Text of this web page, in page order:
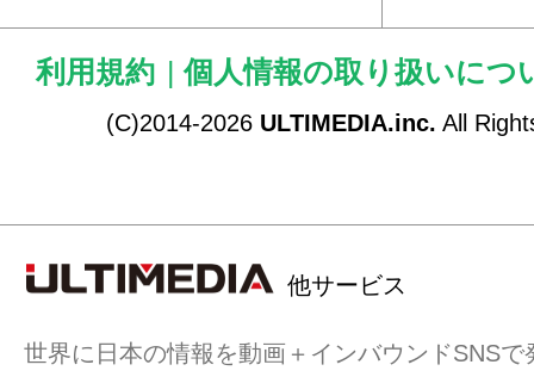
利用規約 | 個人情報の取り扱いにつ
(C)2014-2026 ULTIMEDIA.inc. All
他サービス
世界に日本の情報を動画＋インバウンドSNSで